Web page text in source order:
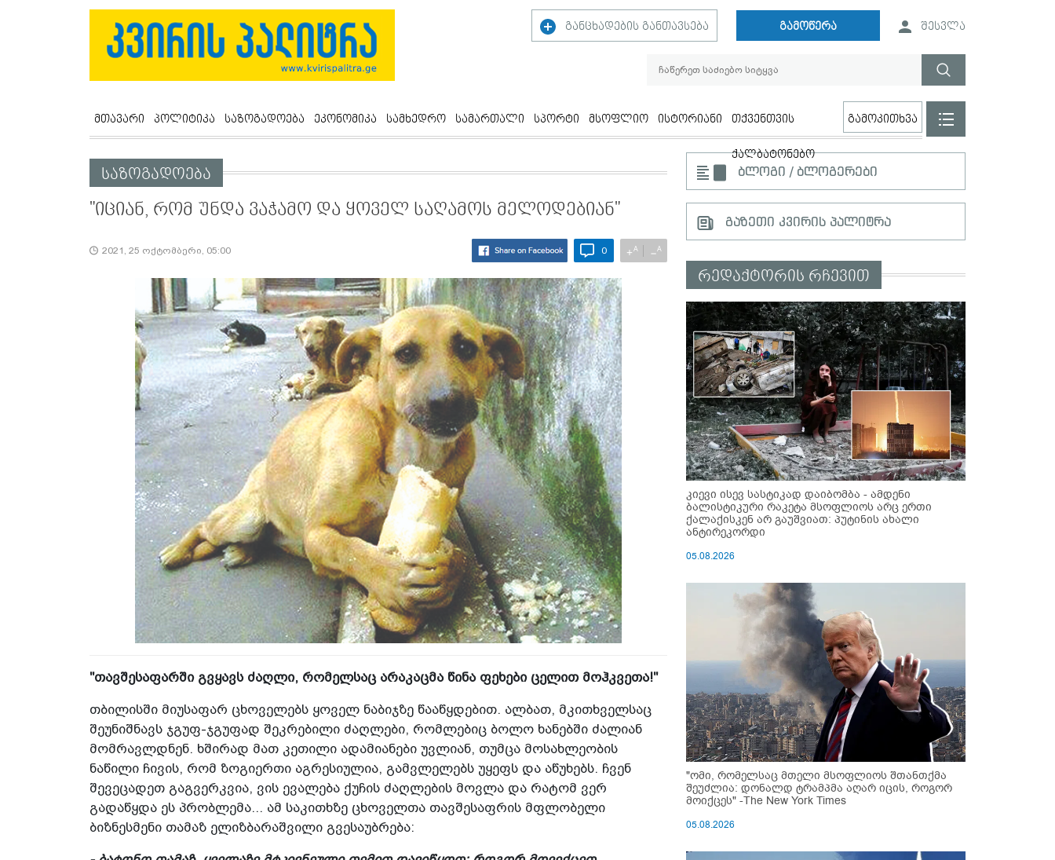
განცხადების განთავსება გამოწერა შესვლა
მთავარი პოლიტიკა საზოგადოება ეკონომიკა სამხედრო სამართალი სპორტი მსოფლიო ისტორიანი თქვენთვის
ქალბატონებო
გამოკითხვა
საზოგადოება
"იციან, რომ უნდა ვაჭამო და ყოველ საღამოს მელოდებიან"
2021, 25 ოქტომბერი, 05:00 0 +A −A
"თავშესაფარში გვყავს ძაღლი, რომელსაც არაკაცმა წინა ფეხები ცელით მოჰკვეთა!"
თბილისში მიუსაფარ ცხოველებს ყოველ ნაბიჯზე წააწყდებით. ალბათ, მკითხველსაც
შეუნიშნავს ჯგუფ-ჯგუფად შეკრებილი ძაღლები, რომლებიც ბოლო ხანებში ძალიან
მომრავლდნენ. ხშირად მათ კეთილი ადამიანები უვლიან, თუმცა მოსახლეობის
ნაწილი ჩივის, რომ ზოგიერთი აგრესიულია, გამვლელებს უყეფს და აწუხებს. ჩვენ
შევეცადეთ გაგვერკვია, ვის ევალება ქუჩის ძაღლების მოვლა და რატომ ვერ
გადაწყდა ეს პრობლემა... ამ საკითხზე ცხოველთა თავშესაფრის მფლობელი
ბიზნესმენი თამაზ ელიზბარაშვილი გვესაუბრება:
ბლოგი / ბლოგერები
გაზეთი კვირის პალიტრა
რედაქტორის რჩევით
კიევი ისევ სასტიკად დაიბომბა - ამდენი
ბალისტიკური რაკეტა მსოფლიოს არც ერთი
ქალაქისკენ არ გაუშვიათ: პუტინის ახალი
ანტირეკორდი
05.08.2026
"ომი, რომელსაც მთელი მსოფლიოს შთანთქმა
შეუძლია: დონალდ ტრამპმა აღარ იცის, როგორ
მოიქცეს" -The New York Times
05.08.2026